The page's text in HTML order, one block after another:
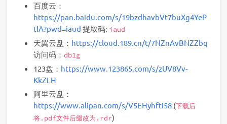
百度云：
https://pan.baidu.com/s/19bzdhavbVt7buXg4YeP
tIA?pwd=iaud 提取码: iaud
天翼云盘： https://cloud.189.cn/t/7NZnAvBNZZbq
访问码： db1g
123盘： https://www.123865.com/s/zUV8Vv-
KkZLH
阿里云盘：
https://www.alipan.com/s/V5EHyhfti58(下载后
将.pdf文件后缀改为.rdr)